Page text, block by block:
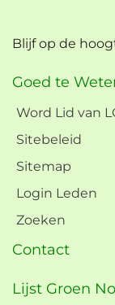
Blijf op de
Goed te
Word Lid van
Sitebeleid
Sitemap
Login Leden
Zoeken
Contact
Lijst Groen